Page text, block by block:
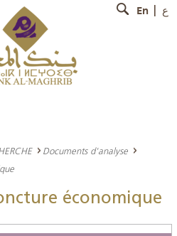
En ع
Documents d'analyse
économique